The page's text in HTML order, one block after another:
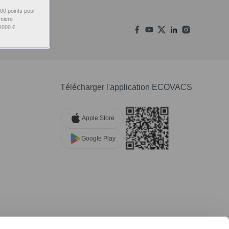
Télécharger l'application ECOVACS
Apple Store
Google Play
points pour
€.